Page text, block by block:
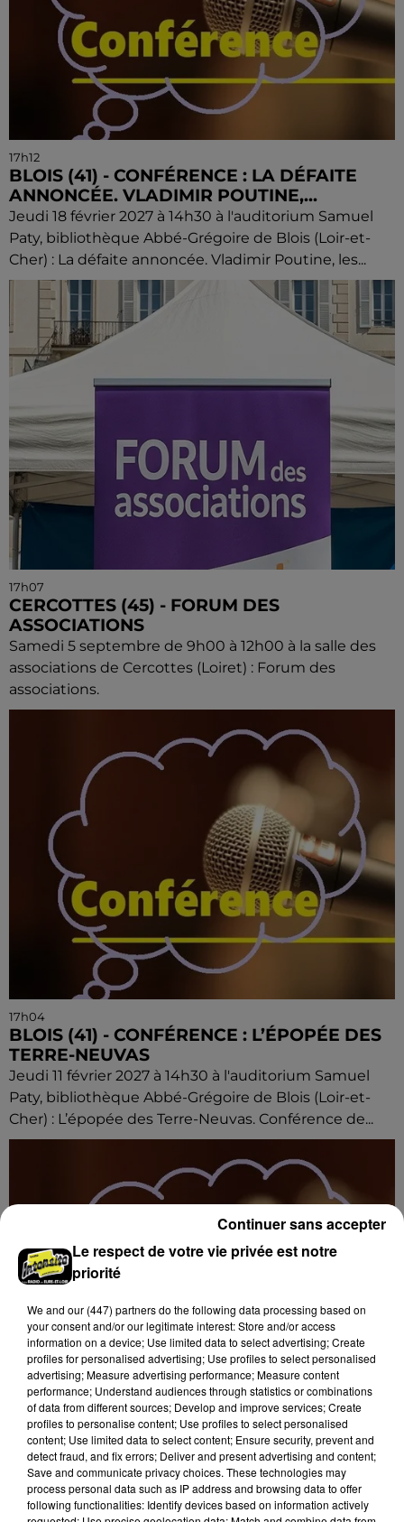
17h12
BLOIS (41) - CONFÉRENCE : LA DÉFAITE
ANNONCÉE. VLADIMIR POUTINE,...
Jeudi 18 février 2027 à 14h30 à l'auditorium Samuel
Paty, bibliothèque Abbé-Grégoire de Blois (Loir-et-
Cher) : La défaite annoncée. Vladimir Poutine, les...
17h07
CERCOTTES (45) - FORUM DES
ASSOCIATIONS
Samedi 5 septembre de 9h00 à 12h00 à la salle des
associations de Cercottes (Loiret) : Forum des
associations.
17h04
BLOIS (41) - CONFÉRENCE : L’ÉPOPÉE DES
TERRE-NEUVAS
Jeudi 11 février 2027 à 14h30 à l'auditorium Samuel
Paty, bibliothèque Abbé-Grégoire de Blois (Loir-et-
Cher) : L’épopée des Terre-Neuvas. Conférence de...
17h02
BLOIS (41) - CONFÉRENCE : « SOYEZ
MAUDITS ! »
Jeudi 4 février 2027 à 14h30 à l'auditorium Samuel
Le respect de votre vie privée est notre
priorité
We and our (447) partnersdo the following data processing based on
your consent and/or our legitimate interest: Store and/or access
information on a device; Use limited data to select advertising; Create
profiles for personalised advertising; Use profiles to select personalised
advertising; Measure advertising performance; Measure content
performance; Understand audiences through statistics or combinations
of data from different sources; Develop and improve services; Create
profiles to personalise content; Use profiles to select personalised
content; Use limited data to select content; Ensure security, prevent and
detect fraud, and fix errors; Deliver and present advertising and content;
Save and communicate privacy choices. These technologies may
process personal data such as IP address and browsing data to offer
following functionalities: Identify devices based on information actively
Continuer sans accepter